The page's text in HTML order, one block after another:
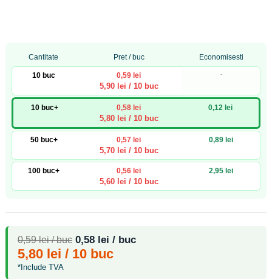
Cantitate Pret / buc Economisesti
10 buc 0,59 lei
5,90 lei / 10 buc
-
10 buc+ 0,58 lei
5,80 lei / 10 buc
0,12 lei
50 buc+ 0,57 lei
5,70 lei / 10 buc
0,89 lei
100 buc+ 0,56 lei
5,60 lei / 10 buc
2,95 lei
0,59 lei / buc 0,58 lei / buc
5,80 lei / 10 buc
*Include TVA